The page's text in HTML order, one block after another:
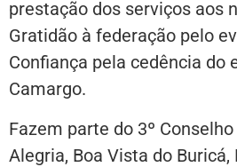
prestação dos serviços aos
Gratidão à federação pelo
Confiança pela cedência do
Camargo.
Fazem parte do 3º
Alegria, Boa Vista do Buricá,